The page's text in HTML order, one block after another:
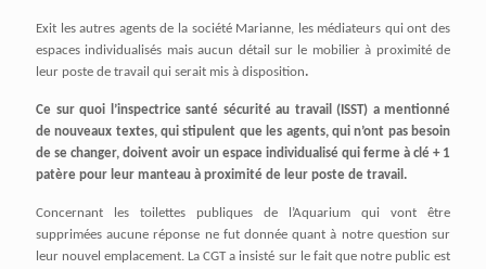
Exit les autres agents de la société Marianne, les médiateurs qui ont des
espaces individualisés mais aucun détail sur le mobilier à proximité de
leur poste de travail qui serait mis à disposition.
Ce sur quoi l’inspectrice santé sécurité au travail (ISST) a mentionné
de nouveaux textes, qui stipulent que les agents, qui n’ont pas besoin
de se changer, doivent avoir un espace individualisé qui ferme à clé + 1
patère pour leur manteau à proximité de leur poste de travail.
Concernant les toilettes publiques de l’Aquarium qui vont être
supprimées aucune réponse ne fut donnée quant à notre question sur
leur nouvel emplacement. La CGT a insisté sur le fait que notre public est